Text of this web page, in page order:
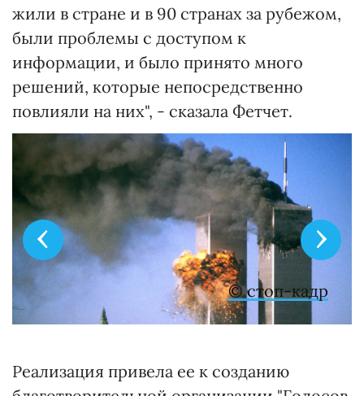
жили в стране и в 90 странах за рубежом,
были проблемы с доступом к
информации, и было принято много
решений, которые непосредственно
повлияли на них", - сказала Фетчет.
Теракты 11 сентября в США © стоп-кадр
Реализация привела ее к созданию